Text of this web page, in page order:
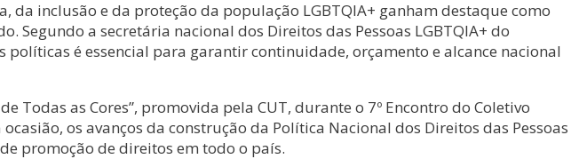
inclusão e da proteção da população LGBTQIA+ ganham destaque como
a secretária nacional dos Direitos das Pessoas LGBTQIA+ do
é essencial para garantir continuidade, orçamento e alcance nacional
as Cores”, promovida pela CUT, durante o 7º Encontro do Coletivo
os avanços da construção da Política Nacional dos Direitos das Pessoas
promoção de direitos em todo o país.